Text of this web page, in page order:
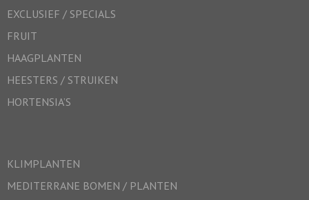
EXCLUSIEF / SPECIALS
FRUIT
HAAGPLANTEN
HEESTERS / STRUIKEN
HORTENSIA’S
KLIMPLANTEN
MEDITERRANE BOMEN / PLANTEN